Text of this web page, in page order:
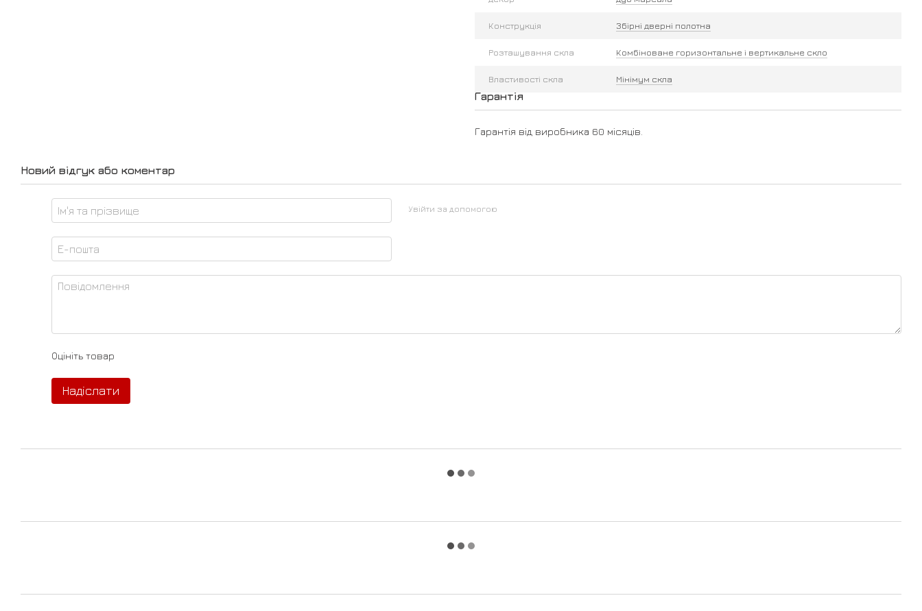
Конструкція Збірні дверні полотна
Розташування скла Комбіноване горизонтальне і вертикальне скло
Властивості скла Мінімум скла
Гарантія
Гарантія від виробника 60 місяців.
Новий відгук або коментар
Увійти за допомогою
Оцініть товар
Надіслати